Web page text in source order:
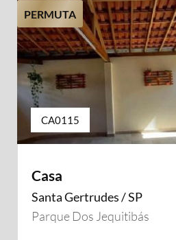
PERMUTA
CA0115
Casa
Santa Gertrudes / SP
Parque Dos Jequitibás